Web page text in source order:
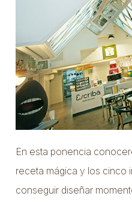
En esta ponencia
receta mágica y los cinco
conseguir diseñar